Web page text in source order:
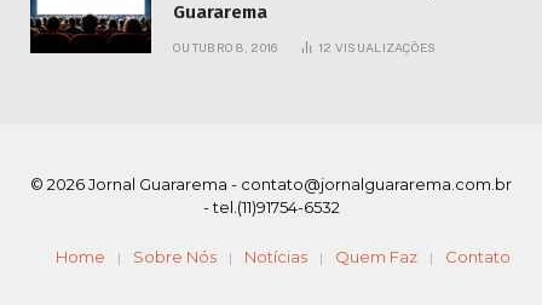
Guararema
OUTUBRO 8, 2016 12 VISUALIZAÇÕES
© 2026 Jornal Guararema - contato@jornalguararema.com.br
- tel.(11)91754-6532
Home Sobre Nós Notícias Quem Faz Contato